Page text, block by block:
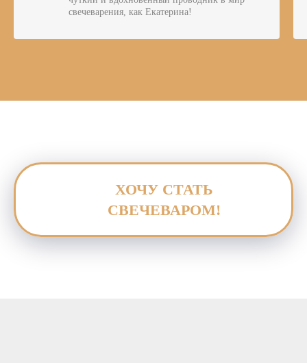
свечеварения, как Екатерина!
ХОЧУ СТАТЬ
СВЕЧЕВАРОМ!